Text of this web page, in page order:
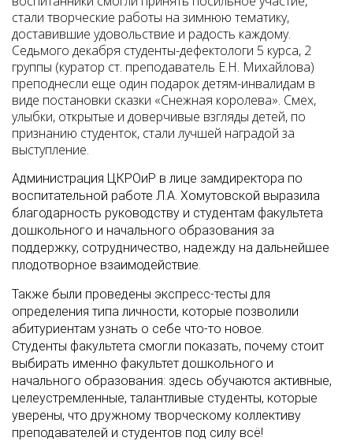
стали творческие работы на зимнюю тематику,
доставившие удовольствие и радость каждому.
Седьмого декабря студенты-дефектологи 5 курса, 2
группы (куратор ст. преподаватель Е.Н. Михайлова)
преподнесли еще один подарок детям-инвалидам в
виде постановки сказки «Снежная королева». Смех,
улыбки, открытые и доверчивые взгляды детей, по
признанию студенток, стали лучшей наградой за
выступление.
Администрация ЦКРОиР в лице замдиректора по
воспитательной работе Л.А. Хомутовской выразила
благодарность руководству и студентам факультета
дошкольного и начального образования за
поддержку, сотрудничество, надежду на дальнейшее
плодотворное взаимодействие.
Также были проведены экспресс-тесты для
определения типа личности, которые позволили
абитуриентам узнать о себе что-то новое.
Студенты факультета смогли показать, почему стоит
выбирать именно факультет дошкольного и
начального образования: здесь обучаются активные,
целеустремленные, талантливые студенты, которые
уверены, что дружному творческому коллективу
преподавателей и студентов под силу всё!